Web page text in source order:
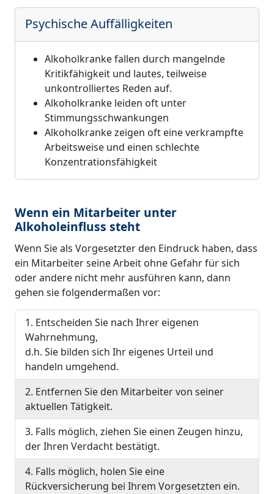
Psychische Auffälligkeiten
Alkoholkranke fallen durch mangelnde
Kritikfähigkeit und lautes, teilweise
unkontrolliertes Reden auf.
Alkoholkranke leiden oft unter
Stimmungsschwankungen
Alkoholkranke zeigen oft eine verkrampfte
Arbeitsweise und einen schlechte
Konzentrationsfähigkeit
Wenn ein Mitarbeiter unter
Alkoholeinfluss steht
Wenn Sie als Vorgesetzter den Eindruck haben, dass
ein Mitarbeiter seine Arbeit ohne Gefahr für sich
oder andere nicht mehr ausführen kann, dann
gehen sie folgendermaßen vor:
1. Entscheiden Sie nach Ihrer eigenen
Wahrnehmung,
d.h. Sie bilden sich Ihr eigenes Urteil und
handeln umgehend.
2. Entfernen Sie den Mitarbeiter von seiner
aktuellen Tätigkeit.
3. Falls möglich, ziehen Sie einen Zeugen hinzu,
der Ihren Verdacht bestätigt.
4. Falls möglich, holen Sie eine
Rückversicherung bei Ihrem Vorgesetzten ein.